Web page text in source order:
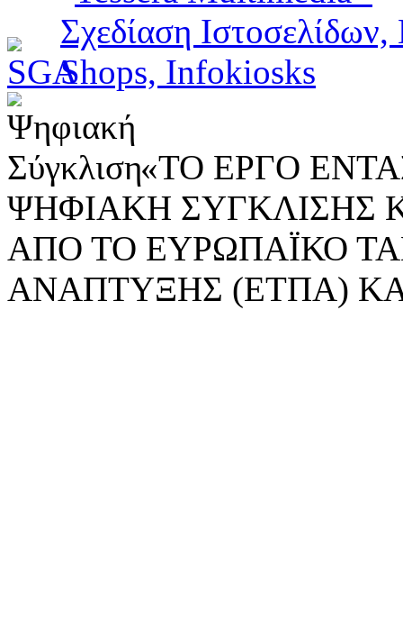
«ΤΟ ΕΡΓΟ
ΨΗΦΙΑΚΗ ΣΥΓΚΛΙΣΗΣ
ΑΠΟ ΤΟ ΕΥΡΩΠΑΪΚΟ
ΑΝΑΠΤΥΞΗΣ (ΕΤΠΑ)